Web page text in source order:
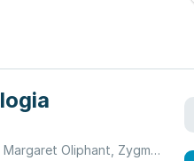
Margaret Oliphant Zygmunt Krasiński